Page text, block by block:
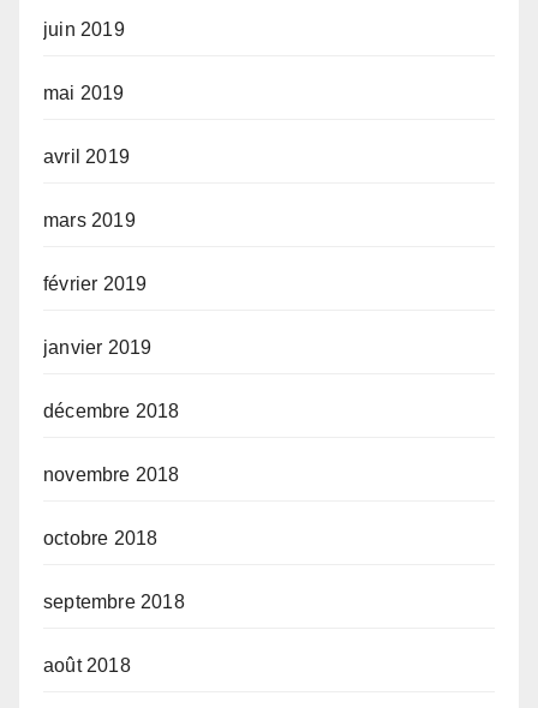
juin 2019
mai 2019
avril 2019
mars 2019
février 2019
janvier 2019
décembre 2018
novembre 2018
octobre 2018
septembre 2018
août 2018